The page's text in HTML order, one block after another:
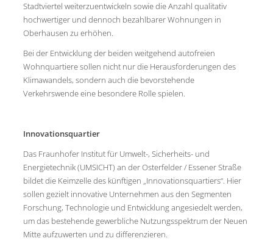
Stadtviertel weiterzuentwickeln sowie die Anzahl qualitativ
hochwertiger und dennoch bezahlbarer Wohnungen in
Oberhausen zu erhöhen.
Bei der Entwicklung der beiden weitgehend autofreien
Wohnquartiere sollen nicht nur die Herausforderungen des
Klimawandels, sondern auch die bevorstehende
Verkehrswende eine besondere Rolle spielen.
Innovationsquartier
Das Fraunhofer Institut für Umwelt-, Sicherheits- und
Energietechnik (UMSICHT) an der Osterfelder / Essener Straße
bildet die Keimzelle des künftigen „Innovationsquartiers“. Hier
sollen gezielt innovative Unternehmen aus den Segmenten
Forschung, Technologie und Entwicklung angesiedelt werden,
um das bestehende gewerbliche Nutzungsspektrum der Neuen
Mitte aufzuwerten und zu differenzieren.